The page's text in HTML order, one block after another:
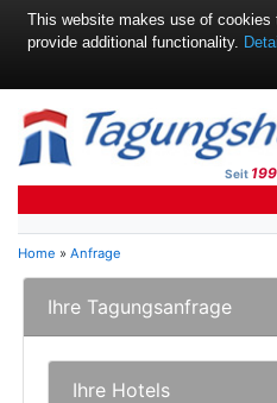
Seit
Home » Anfrage
Ihre Tagungsanfrage
Ihre Hotels
This website makes use of cookies
provide additional functionality.